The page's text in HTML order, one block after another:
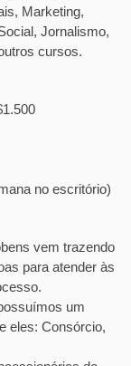
Marketing,
Jornalismo,
cursos.
no escritório)
vem trazendo
para atender às
um
eles: Consórcio,